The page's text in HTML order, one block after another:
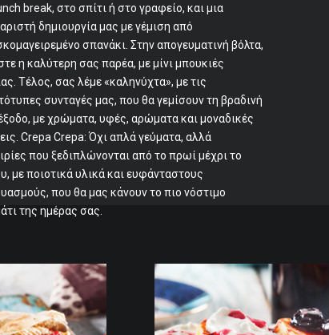
break, στο σπίτι ή στο γραφείο, και μια
δημιουργία μας με γέμιση από
σπανάκι. Στην απογευματινή βόλτα,
η καλύτερη σας παρέα, με μίνι μπουκιές
Τέλος, σας λέμε «καληνύχτα», με τις
συνταγές μας, που θα γεμίσουν τη βραδινή
με χρώματα, υφές, αρώματα και μοναδικές
Crepa Crepa: Όχι απλά γεύματα, αλλά
που ξεδιπλώνονται από το πρωί μέχρι το
με ποιοτικά υλικά και ευφάνταστους
που θα μας κάνουν το πιο νόστιμο
της ημέρας σας.